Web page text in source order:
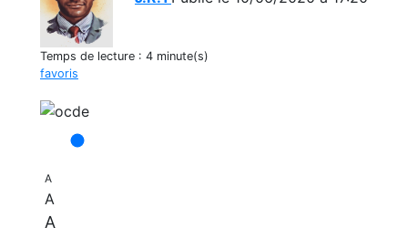
Temps de lecture : 4 minute(s)
favoris
A
A
A